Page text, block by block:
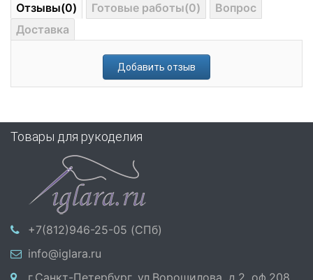
Отзывы(0) Готовые работы(0)
Вопрос
Доставка
Добавить отзыв
Товары для рукоделия
+7(812)946-25-05 (СПб)
info@iglara.ru
г.Санкт-Петербург, ул.Ворошилова, д.2, оф.208